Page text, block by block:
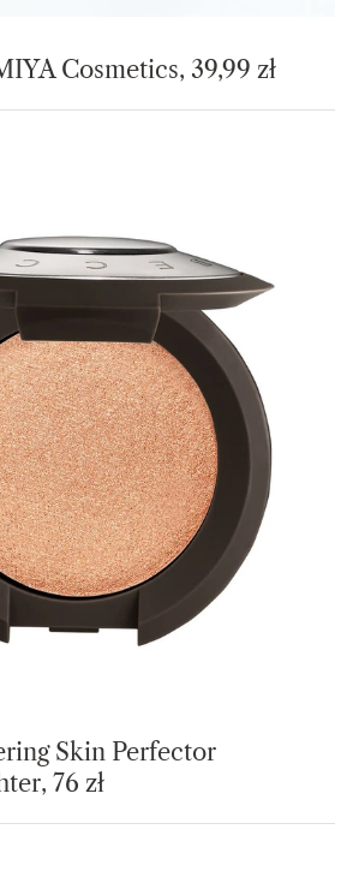
Cosmetics, 39,99 zł
Skin Perfector
76 zł